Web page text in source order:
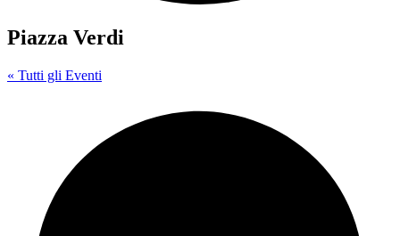
Piazza Verdi
« Tutti gli Eventi